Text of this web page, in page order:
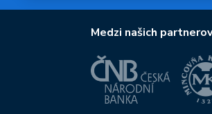
Medzi našich